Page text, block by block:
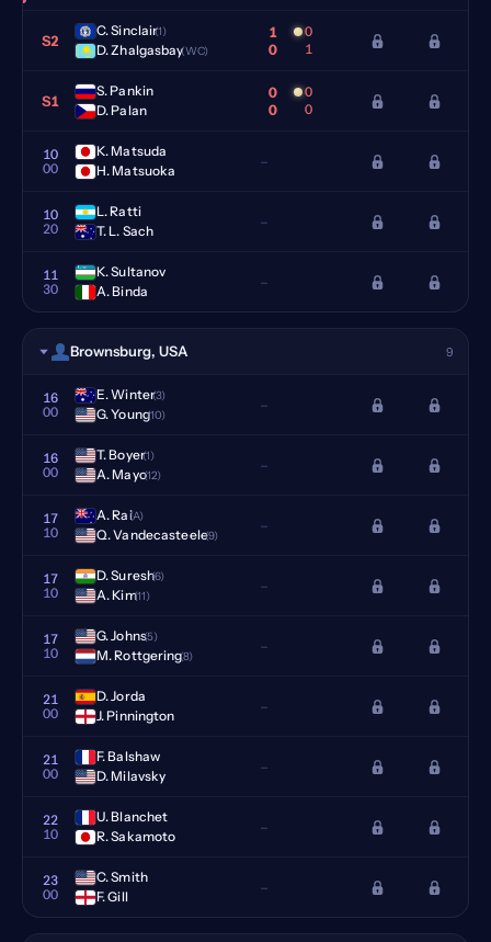
S2
C. Sinclair(1)
D. Zhalgasbay(WC)
1 0
0 1
S1
S. Pankin
D. Palan
0 0
0 0
10
00
K. Matsuda
H. Matsuoka
–
10
20
L. Ratti
T. L. Sach
–
11
30
K. Sultanov
A. Binda
–
Brownsburg, USA 9
16
00
E. Winter(3)
G. Young(10) –
16
00
T. Boyer(1)
A. Mayo(12) –
17
10
A. Rai(A)
Q. Vandecasteele(9) –
17
10
D. Suresh(6)
A. Kim(11) –
17
10
G. Johns(5)
M. Rottgering(8) –
21
00
D. Jorda
J. Pinnington
–
21
00
F. Balshaw
D. Milavsky
–
22
10
U. Blanchet
R. Sakamoto
–
23
00
C. Smith
F. Gill
–